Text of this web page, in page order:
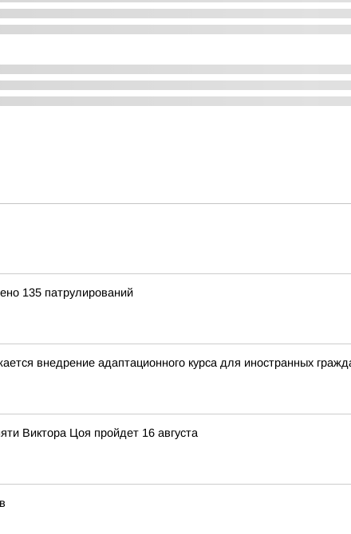
135 патрулирований
внедрение адаптационного курса для иностранных
Виктора Цоя пройдет 16 августа